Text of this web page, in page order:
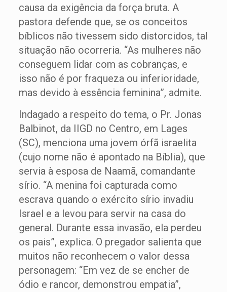
causa da exigência da força bruta. A
pastora defende que, se os conceitos
bíblicos não tivessem sido distorcidos, tal
situação não ocorreria. “As mulheres não
conseguem lidar com as cobranças, e
isso não é por fraqueza ou inferioridade,
mas devido à essência feminina”, admite.
Indagado a respeito do tema, o Pr. Jonas
Balbinot, da IIGD no Centro, em Lages
(SC), menciona uma jovem órfã israelita
(cujo nome não é apontado na Bíblia), que
servia à esposa de Naamã, comandante
sírio. “A menina foi capturada como
escrava quando o exército sírio invadiu
Israel e a levou para servir na casa do
general. Durante essa invasão, ela perdeu
os pais”, explica. O pregador salienta que
muitos não reconhecem o valor dessa
personagem: “Em vez de se encher de
ódio e rancor, demonstrou empatia”,